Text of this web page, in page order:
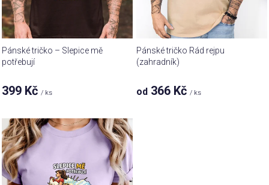
ů
o
d
u
k
ů
Pánské tričko – Slepice mě
potřebují
399 Kč/ ks
Pánské tričko Rád rejpu
(zahradník)
od 366 Kč/ ks